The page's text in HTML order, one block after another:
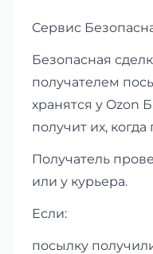
Сервис
Безопасная
получателем
хранятся у Ozon
получит их,
Получатель
или у курьера.
Если:
посылку